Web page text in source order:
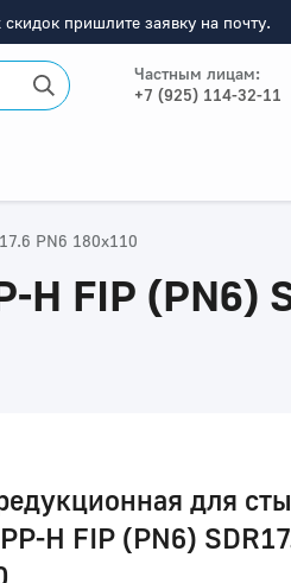
пришлите заявку на почту.
Частным лицам:
+7 (925) 114-32-11
PN6 180x110
H FIP (PN6)
для
H FIP (PN6)